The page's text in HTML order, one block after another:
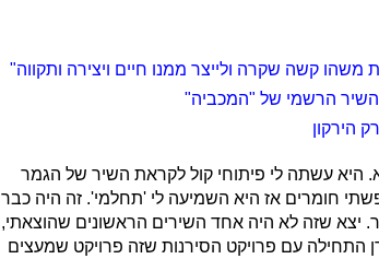
קשה שקרה ולייצר ממנו חיים ויצירה ותקווה"
הרשמי של "המכביה"
הירקון
היא עשתה לי פיתוחי קול לקראת השיר של הגמר
חומרים אז היא השמיעה לי 'תחלמי'. זה היה כבר
יצא שזה לא היה אחד השירים הראשונים שהוצאתי,
התחילה עם פרויקט הסירנות שזה פרויקט שמעצים